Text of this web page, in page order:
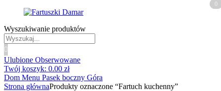
Wyszukiwanie produktów
0
Ulubione Obserwowane
0
Twój koszyk: 0.00 zł
Dom Menu Pasek boczny Góra
Strona głównaProdukty oznaczone “Fartuch kuchenny”